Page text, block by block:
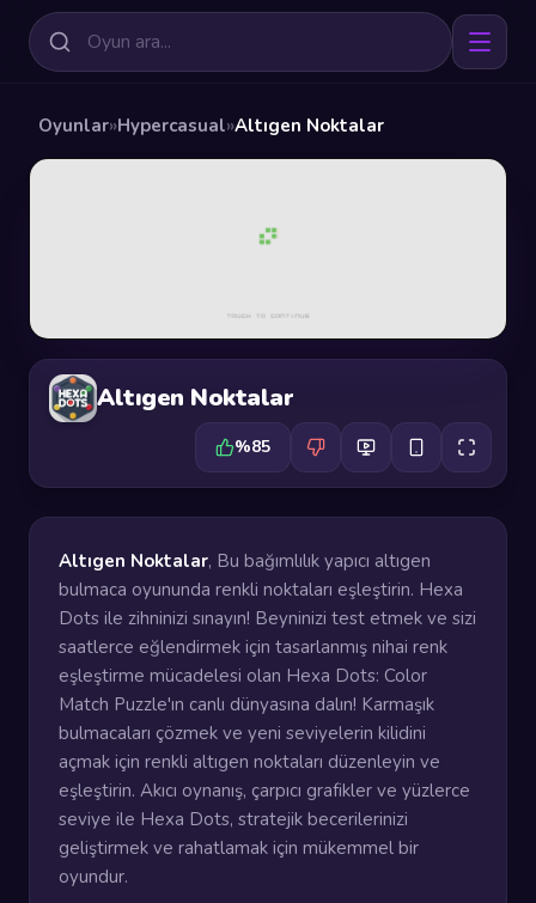
Oyunlar»Hypercasual»Altıgen Noktalar
Altıgen Noktalar
%85
Altıgen Noktalar, Bu bağımlılık yapıcı altıgen
bulmaca oyununda renkli noktaları eşleştirin. Hexa
Dots ile zihninizi sınayın! Beyninizi test etmek ve sizi
saatlerce eğlendirmek için tasarlanmış nihai renk
eşleştirme mücadelesi olan Hexa Dots: Color
Match Puzzle'ın canlı dünyasına dalın! Karmaşık
bulmacaları çözmek ve yeni seviyelerin kilidini
açmak için renkli altıgen noktaları düzenleyin ve
eşleştirin. Akıcı oynanış, çarpıcı grafikler ve yüzlerce
seviye ile Hexa Dots, stratejik becerilerinizi
geliştirmek ve rahatlamak için mükemmel bir
oyundur.